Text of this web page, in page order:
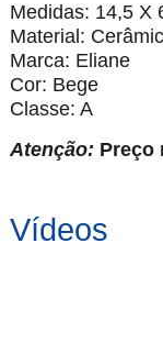
Medidas: 14,5 X
Material:
Marca: Eliane
Cor: Bege
Classe: A
Atenção: Preço
Vídeos